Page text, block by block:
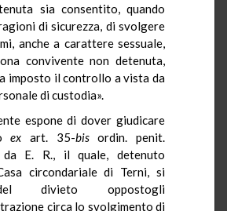
sia consentito, quando
di sicurezza, di svolgere
anche a carattere sessuale,
convivente non detenuta,
imposto il controllo a vista da
di custodia».
espone di dover giudicare
ex art. 35-bisordin. penit.
da E. R., il quale, detenuto
circondariale di Terni, si
divieto oppostogli
circa lo svolgimento di